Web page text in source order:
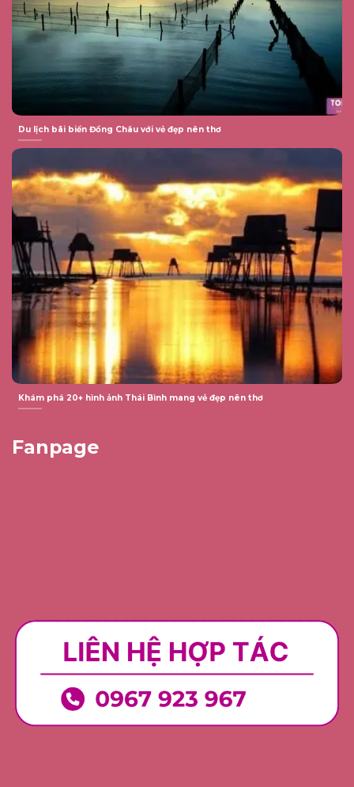
Du lịch bãi biển Đồng Châu với vẻ đẹp nên thơ
Khám phá 20+ hình ảnh Thái Bình mang vẻ đẹp nên thơ
Fanpage